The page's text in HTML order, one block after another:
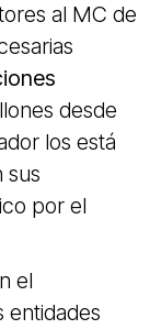
al MC de
desde
los está
sus
por el
el
entidades